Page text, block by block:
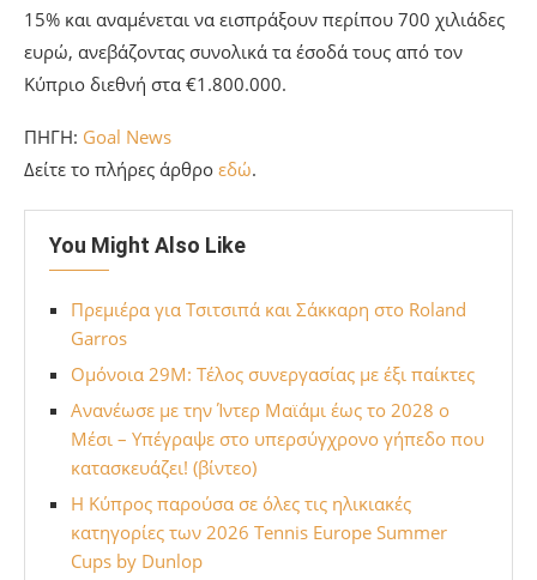
15% και αναμένεται να εισπράξουν περίπου 700 χιλιάδες
ευρώ, ανεβάζοντας συνολικά τα έσοδά τους από τον
Κύπριο διεθνή στα €1.800.000.
ΠΗΓΗ: Goal News
Δείτε το πλήρες άρθρο εδώ.
You Might Also Like
Πρεμιέρα για Τσιτσιπά και Σάκκαρη στο Roland
Garros
Ομόνοια 29Μ: Τέλος συνεργασίας με έξι παίκτες
Ανανέωσε με την Ίντερ Μαϊάμι έως το 2028 ο
Μέσι – Υπέγραψε στο υπερσύγχρονο γήπεδο που
κατασκευάζει! (βίντεο)
Η Κύπρος παρούσα σε όλες τις ηλικιακές
κατηγορίες των 2026 Tennis Europe Summer
Cups by Dunlop